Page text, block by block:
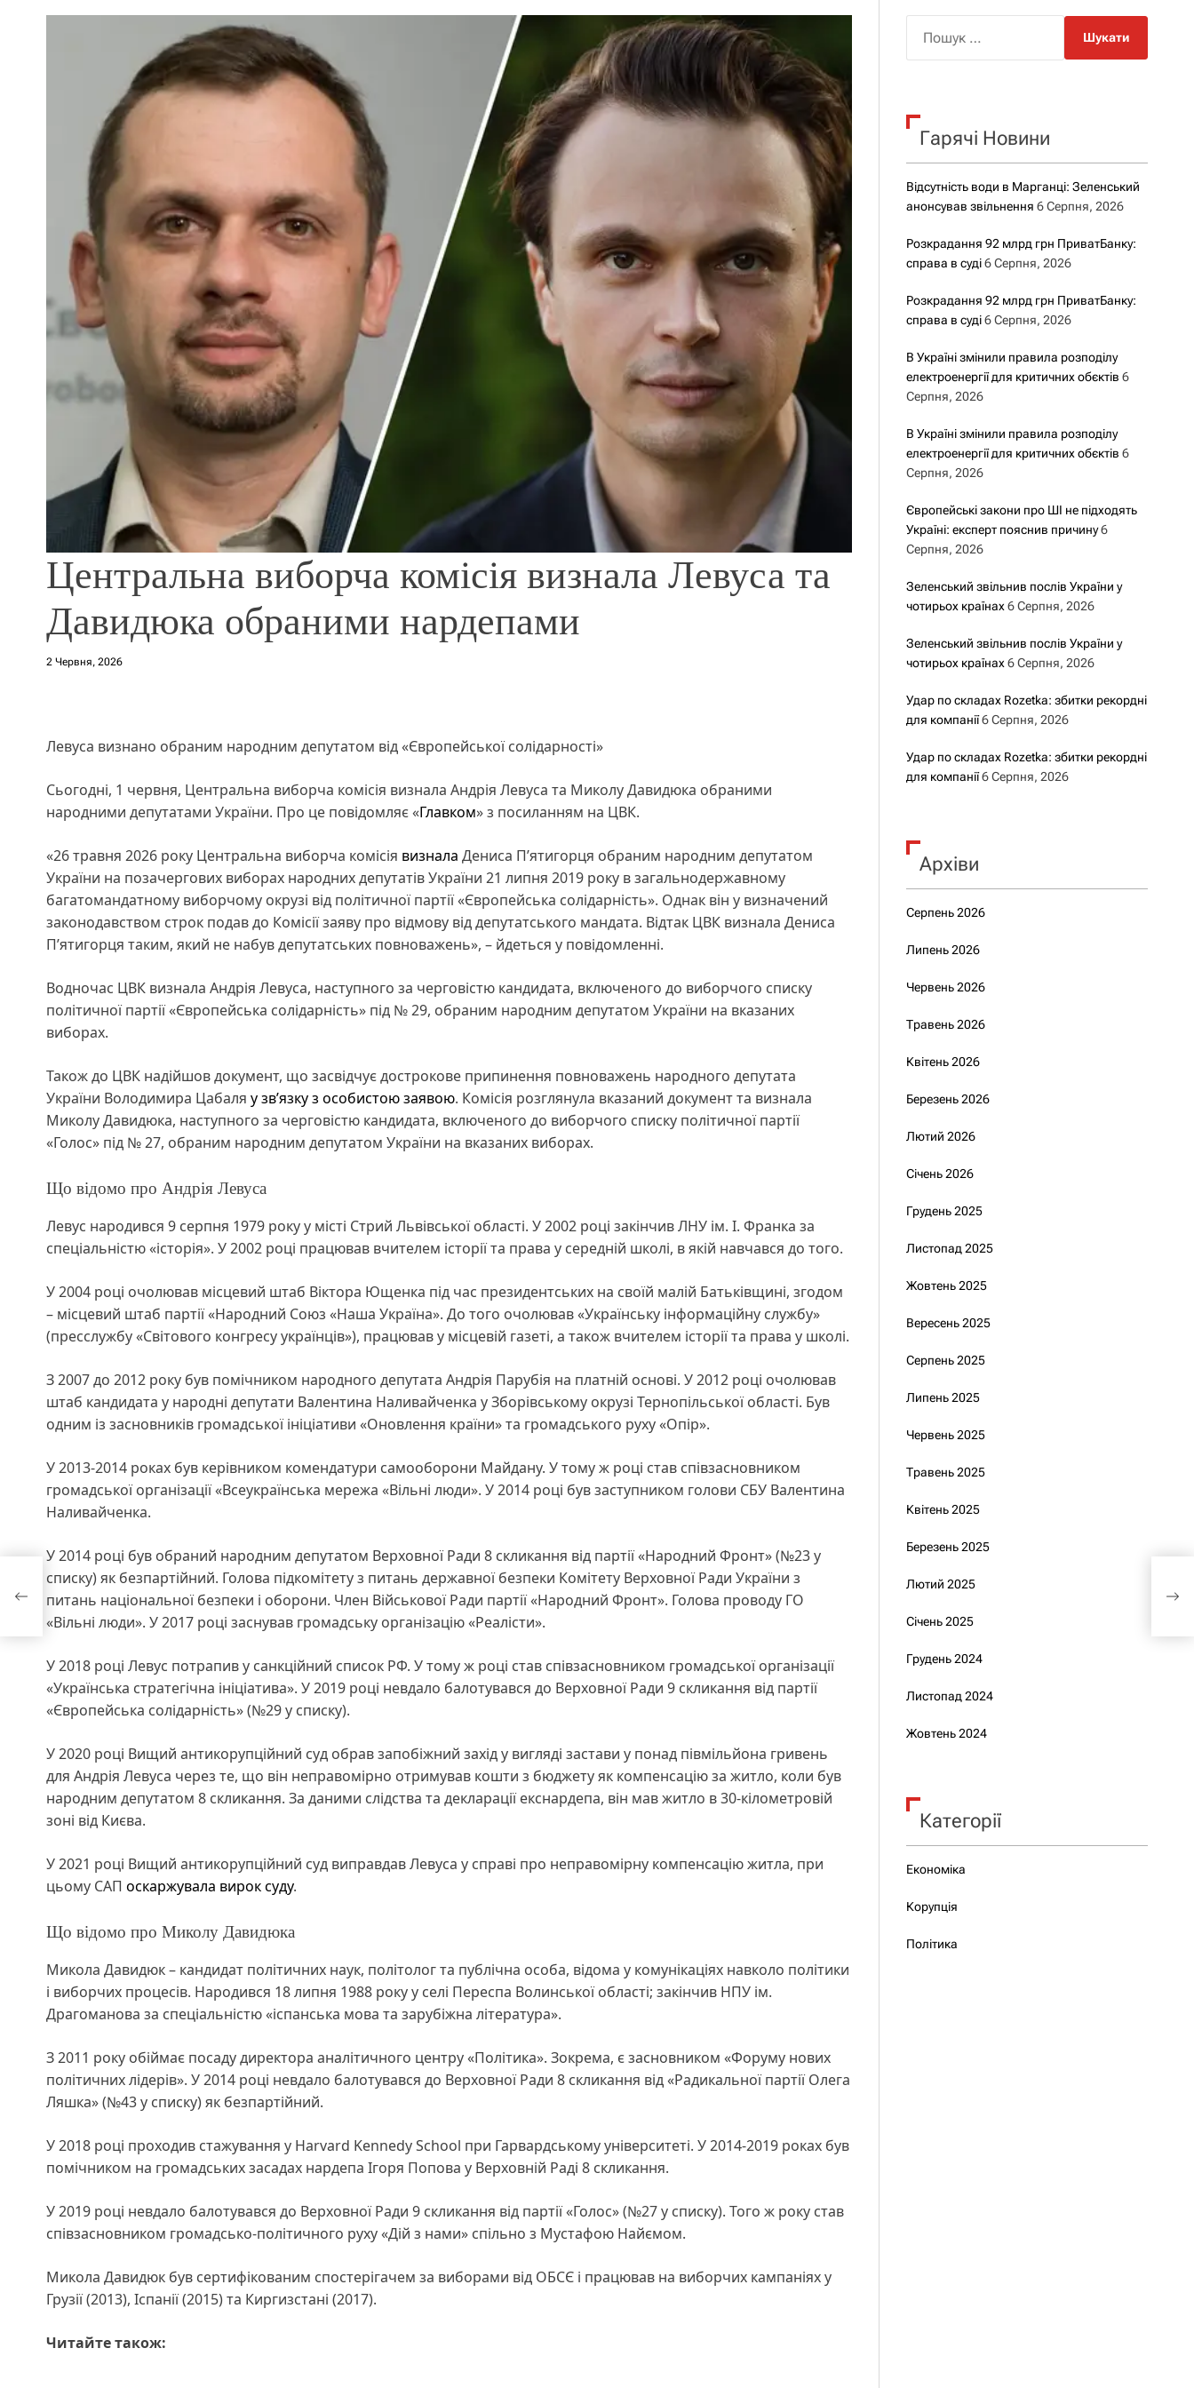
р
о
у
Центральна виборча комісія визнала Левуса та
Давидюка обраними нардепами
2 Червня, 2026
Левуса визнано обраним народним депутатом від «Європейської солідарності»
Сьогодні, 1 червня, Центральна виборча комісія визнала Андрія Левуса та Миколу Давидюка обраними
народними депутатами України. Про це повідомляє «Главком» з посиланням на ЦВК.
«26 травня 2026 року Центральна виборча комісія визнала Дениса П’ятигорця обраним народним депутатом
України на позачергових виборах народних депутатів України 21 липня 2019 року в загальнодержавному
багатомандатному виборчому окрузі від політичної партії «Європейська солідарність». Однак він у визначений
законодавством строк подав до Комісії заяву про відмову від депутатського мандата. Відтак ЦВК визнала Дениса
П’ятигорця таким, який не набув депутатських повноважень», – йдеться у повідомленні.
Водночас ЦВК визнала Андрія Левуса, наступного за черговістю кандидата, включеного до виборчого списку
політичної партії «Європейська солідарність» під № 29, обраним народним депутатом України на вказаних
виборах.
Також до ЦВК надійшов документ, що засвідчує дострокове припинення повноважень народного депутата
України Володимира Цабаля у зв’язку з особистою заявою. Комісія розглянула вказаний документ та визнала
Миколу Давидюка, наступного за черговістю кандидата, включеного до виборчого списку політичної партії
«Голос» під № 27, обраним народним депутатом України на вказаних виборах.
Що відомо про Андрія Левуса
Левус народився 9 серпня 1979 року у місті Стрий Львівської області. У 2002 році закінчив ЛНУ ім. І. Франка за
спеціальністю «історія». У 2002 році працював вчителем історії та права у середній школі, в якій навчався до того.
У 2004 році очолював місцевий штаб Віктора Ющенка під час президентських на своїй малій Батьківщині, згодом
– місцевий штаб партії «Народний Союз «Наша Україна». До того очолював «Українську інформаційну службу»
(пресслужбу «Світового конгресу українців»), працював у місцевій газеті, а також вчителем історії та права у школі.
З 2007 до 2012 року був помічником народного депутата Андрія Парубія на платній основі. У 2012 році очолював
штаб кандидата у народні депутати Валентина Наливайченка у Зборівському окрузі Тернопільської області. Був
одним із засновників громадської ініціативи «Оновлення країни» та громадського руху «Опір».
У 2013-2014 роках був керівником комендатури самооборони Майдану. У тому ж році став співзасновником
громадської організації «Всеукраїнська мережа «Вільні люди». У 2014 році був заступником голови СБУ Валентина
Наливайченка.
У 2014 році був обраний народним депутатом Верховної Ради 8 скликання від партії «Народний Фронт» (№23 у
списку) як безпартійний. Голова підкомітету з питань державної безпеки Комітету Верховної Ради України з
питань національної безпеки і оборони. Член Військової Ради партії «Народний Фронт». Голова проводу ГО
«Вільні люди». У 2017 році заснував громадську організацію «Реалісти».
У 2018 році Левус потрапив у санкційний список РФ. У тому ж році став співзасновником громадської організації
«Українська стратегічна ініціатива». У 2019 році невдало балотувався до Верховної Ради 9 скликання від партії
«Європейська солідарність» (№29 у списку).
У 2020 році Вищий антикорупційний суд обрав запобіжний захід у вигляді застави у понад півмільйона гривень
для Андрія Левуса через те, що він неправомірно отримував кошти з бюджету як компенсацію за житло, коли був
народним депутатом 8 скликання. За даними слідства та декларації екснардепа, він мав житло в 30-кілометровій
зоні від Києва.
У 2021 році Вищий антикорупційний суд виправдав Левуса у справі про неправомірну компенсацію житла, при
цьому САП оскаржувала вирок суду.
Що відомо про Миколу Давидюка
Микола Давидюк – кандидат політичних наук, політолог та публічна особа, відома у комунікаціях навколо політики
і виборчих процесів. Народився 18 липня 1988 року у селі Переспа Волинської області; закінчив НПУ ім.
Драгоманова за спеціальністю «іспанська мова та зарубіжна література».
З 2011 року обіймає посаду директора аналітичного центру «Політика». Зокрема, є засновником «Форуму нових
політичних лідерів». У 2014 році невдало балотувався до Верховної Ради 8 скликання від «Радикальної партії Олега
Ляшка» (№43 у списку) як безпартійний.
У 2018 році проходив стажування у Harvard Kennedy School при Гарвардському університеті. У 2014-2019 роках був
помічником на громадських засадах нардепа Ігоря Попова у Верховній Раді 8 скликання.
У 2019 році невдало балотувався до Верховної Ради 9 скликання від партії «Голос» (№27 у списку). Того ж року став
співзасновником громадсько-політичного руху «Дій з нами» спільно з Мустафою Найємом.
Микола Давидюк був сертифікованим спостерігачем за виборами від ОБСЄ і працював на виборчих кампаніях у
Грузії (2013), Іспанії (2015) та Киргизстані (2017).
Читайте також:
к
Гарячі Новини
Відсутність води в Марганці: Зеленський
анонсував звільнення 6 Серпня, 2026
Розкрадання 92 млрд грн ПриватБанку:
справа в суді 6 Серпня, 2026
Розкрадання 92 млрд грн ПриватБанку:
справа в суді 6 Серпня, 2026
В Україні змінили правила розподілу
електроенергії для критичних обєктів 6
Серпня, 2026
В Україні змінили правила розподілу
електроенергії для критичних обєктів 6
Серпня, 2026
Європейські закони про ШІ не підходять
Україні: експерт пояснив причину 6
Серпня, 2026
Зеленський звільнив послів України у
чотирьох країнах 6 Серпня, 2026
Зеленський звільнив послів України у
чотирьох країнах 6 Серпня, 2026
Удар по складах Rozetka: збитки рекордні
для компанії 6 Серпня, 2026
Удар по складах Rozetka: збитки рекордні
для компанії 6 Серпня, 2026
Архіви
Серпень 2026
Липень 2026
Червень 2026
Травень 2026
Квітень 2026
Березень 2026
Лютий 2026
Січень 2026
Грудень 2025
Листопад 2025
Жовтень 2025
Вересень 2025
Серпень 2025
Липень 2025
Червень 2025
Травень 2025
Квітень 2025
Березень 2025
Лютий 2025
Січень 2025
Грудень 2024
Листопад 2024
Жовтень 2024
Категорії
Економіка
Корупція
Політика